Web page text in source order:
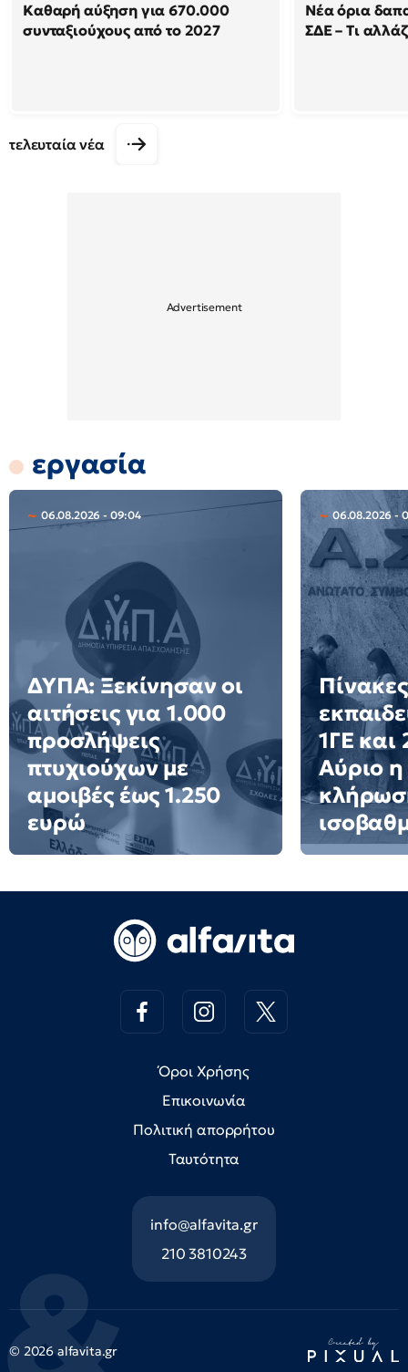
Καθαρή αύξηση για 670.000
συνταξιούχους από το 2027
Νέα όρια
ΣΔΕ – Τι
τελευταία νέα
εργασία
06.08.2026 - 09:04
ΔΥΠΑ: Ξεκίνησαν οι
αιτήσεις για 1.000
προσλήψεις
πτυχιούχων με
αμοιβές έως 1.250
ευρώ
06.08.2026 -
Πίνακες
1ΓΕ και
Αύριο
Όροι Χρήσης
Επικοινωνία
Πολιτική απορρήτου
Ταυτότητα
info@alfavita.gr
210 3810243
© 2026 alfavita.gr